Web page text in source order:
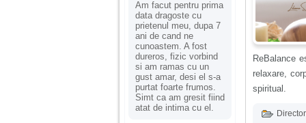
Am facut pentru prima
data dragoste cu
prietenul meu, dupa 7
ani de cand ne
cunoastem. A fost
dureros, fizic vorbind
si am ramas cu un
gust amar, desi el s-a
purtat foarte frumos.
Simt ca am gresit fiind
atat de intima cu el.
ReBalance
relaxare,
spiritual.